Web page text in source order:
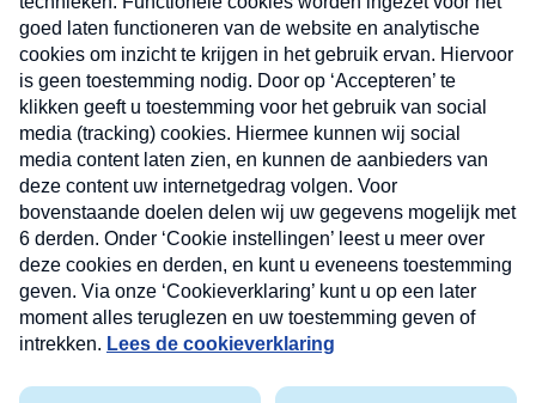
Verzend
Nieuwsbrief
Neem hier een gratis abonnement op onze
nieuwsbrief. Elke vrijdag- en dinsdagochtend in uw